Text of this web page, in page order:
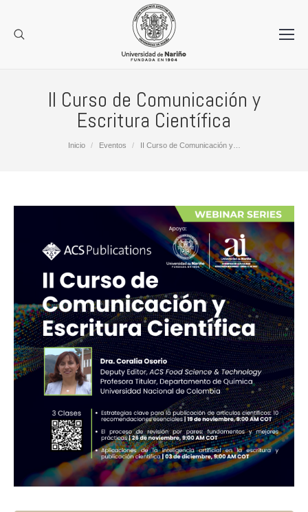
II Curso de Comunicación y
Escritura Científica
Inicio Eventos II Curso de Comunicación y…